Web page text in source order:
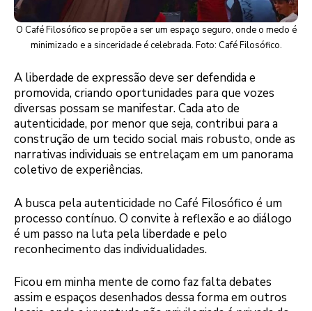
O Café Filosófico se propõe a ser um espaço seguro, onde o medo é
minimizado e a sinceridade é celebrada. Foto: Café Filosófico.
A liberdade de expressão deve ser defendida e
promovida, criando oportunidades para que vozes
diversas possam se manifestar. Cada ato de
autenticidade, por menor que seja, contribui para a
construção de um tecido social mais robusto, onde as
narrativas individuais se entrelaçam em um panorama
coletivo de experiências.
A busca pela autenticidade no Café Filosófico é um
processo contínuo. O convite à reflexão e ao diálogo
é um passo na luta pela liberdade e pelo
reconhecimento das individualidades.
Ficou em minha mente de como faz falta debates
assim e espaços desenhados dessa forma em outros